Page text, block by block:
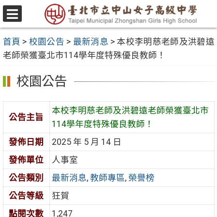
跳
至
要
內
容
區
選
單
首頁 > 校園公告 > 最新消息 > 本校李明慈老師及洪碧遠
老師榮獲臺北市114學年度特殊優良教師！
校園公告
公告主旨
本校李明慈老師及洪碧遠老師榮獲臺北市
114學年度特殊優良教師！
發佈日期
2025 年 5 月 14 日
發佈單位
人事室
公告類別
最新消息, 教師專區, 榮譽榜
公告等級
狂賀
點閱次數
1,247